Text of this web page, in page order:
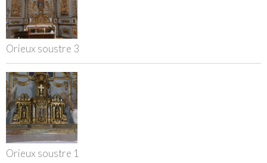
Orieux soustre 3
Orieux soustre 1